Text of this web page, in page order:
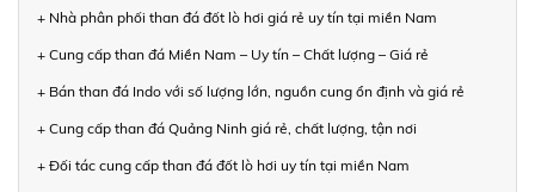
+ Nhà phân phối than đá đốt lò hơi giá rẻ uy tín tại miền Nam
+ Cung cấp than đá Miền Nam – Uy tín – Chất lượng – Giá rẻ
+ Bán than đá Indo với số lượng lớn, nguồn cung ổn định và giá rẻ
+ Cung cấp than đá Quảng Ninh giá rẻ, chất lượng, tận nơi
+ Đối tác cung cấp than đá đốt lò hơi uy tín tại miền Nam